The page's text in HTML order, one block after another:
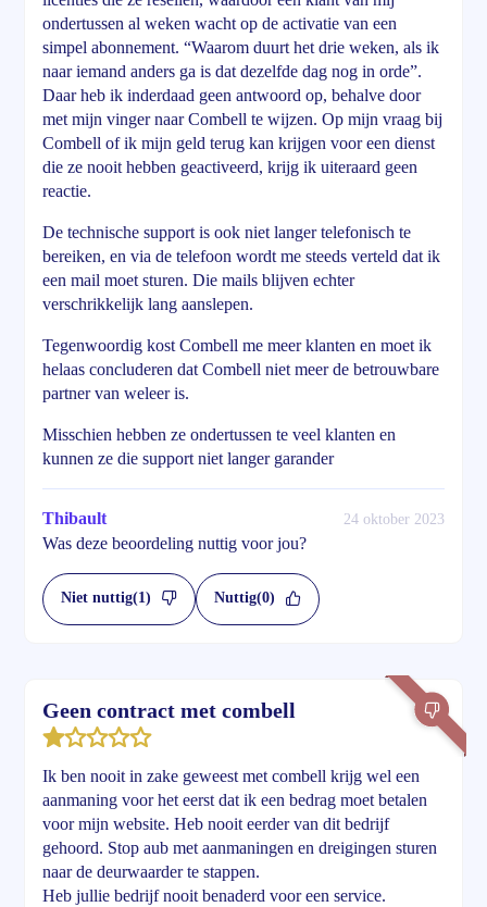
ondertussen al weken wacht op de activatie van een
simpel abonnement. “Waarom duurt het drie weken, als ik
naar iemand anders ga is dat dezelfde dag nog in orde”.
Daar heb ik inderdaad geen antwoord op, behalve door
met mijn vinger naar Combell te wijzen. Op mijn vraag bij
Combell of ik mijn geld terug kan krijgen voor een dienst
die ze nooit hebben geactiveerd, krijg ik uiteraard geen
reactie.
De technische support is ook niet langer telefonisch te
bereiken, en via de telefoon wordt me steeds verteld dat ik
een mail moet sturen. Die mails blijven echter
verschrikkelijk lang aanslepen.
Tegenwoordig kost Combell me meer klanten en moet ik
helaas concluderen dat Combell niet meer de betrouwbare
partner van weleer is.
Misschien hebben ze ondertussen te veel klanten en
kunnen ze die support niet langer garander
Thibault 24 oktober 2023
Was deze beoordeling nuttig voor jou?
Niet nuttig(1) Nuttig(0)
Geen contract met combell
Ik ben nooit in zake geweest met combell krijg wel een
aanmaning voor het eerst dat ik een bedrag moet betalen
voor mijn website. Heb nooit eerder van dit bedrijf
gehoord. Stop aub met aanmaningen en dreigingen sturen
naar de deurwaarder te stappen.
Heb jullie bedrijf nooit benaderd voor een service.